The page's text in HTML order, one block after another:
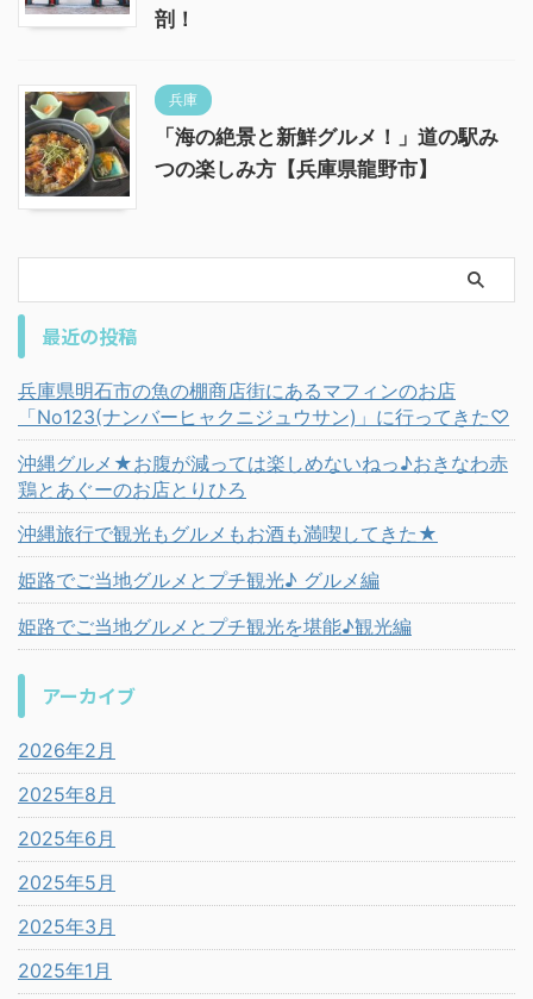
剖！
兵庫
「海の絶景と新鮮グルメ！」道の駅み
つの楽しみ方【兵庫県龍野市】
最近の投稿
兵庫県明石市の魚の棚商店街にあるマフィンのお店
「No123(ナンバーヒャクニジュウサン)」に行ってきた♡
沖縄グルメ★お腹が減っては楽しめないねっ♪おきなわ赤
鶏とあぐーのお店とりひろ
沖縄旅行で観光もグルメもお酒も満喫してきた★
姫路でご当地グルメとプチ観光♪ グルメ編
姫路でご当地グルメとプチ観光を堪能♪観光編
アーカイブ
2026年2月
2025年8月
2025年6月
2025年5月
2025年3月
2025年1月